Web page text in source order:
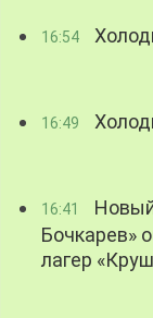
16:54
16:49
16:41
Бочкарев»
лагер